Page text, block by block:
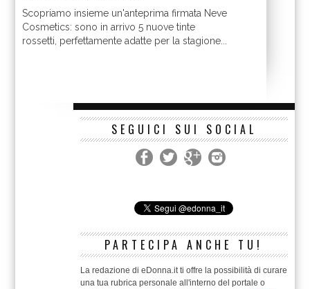
Scopriamo insieme un'anteprima firmata Neve
Cosmetics: sono in arrivo 5 nuove tinte
rossetti, perfettamente adatte per la stagione...
SEGUICI SUI SOCIAL
PARTECIPA ANCHE TU!
La redazione di eDonna.it ti offre la possibilità di curare
una tua rubrica personale all'interno del portale o